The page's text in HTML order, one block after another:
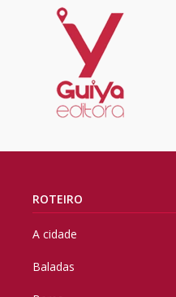
ROTEIRO
A cidade
Baladas